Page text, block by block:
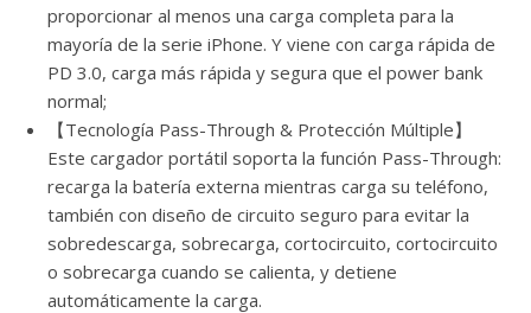
proporcionar al menos una carga completa para la
mayoría de la serie iPhone. Y viene con carga rápida de
PD 3.0, carga más rápida y segura que el power bank
normal;
【Tecnología Pass-Through & Protección Múltiple】
Este cargador portátil soporta la función Pass-Through:
recarga la batería externa mientras carga su teléfono,
también con diseño de circuito seguro para evitar la
sobredescarga, sobrecarga, cortocircuito, cortocircuito
o sobrecarga cuando se calienta, y detiene
automáticamente la carga.